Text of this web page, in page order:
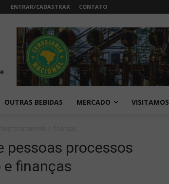
ENTRAR/CADASTRAR CONTATO
OUTRAS BEBIDAS MERCADO VISITAMOS
pessoas processos
finanças